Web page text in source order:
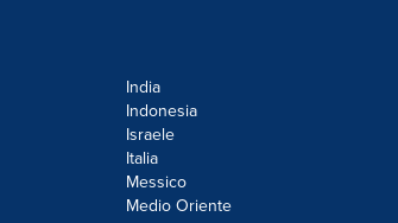
India
Indonesia
Israele
Italia
Messico
Medio Oriente